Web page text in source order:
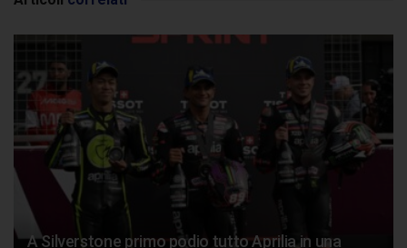
A Silverstone primo podio tutto Aprilia in una